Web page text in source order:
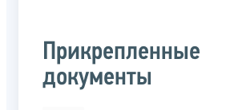
Прикрепленные
документы